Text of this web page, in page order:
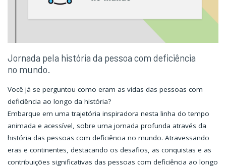
Jornada pela história da pessoa com deficiência
no mundo.
Você já se perguntou como eram as vidas das pessoas com
deficiência ao longo da história?
Embarque em uma trajetória inspiradora nesta linha do tempo
animada e acessível, sobre uma jornada profunda através da
história das pessoas com deficiência no mundo. Atravessando
eras e continentes, destacando os desafios, as conquistas e as
contribuições significativas das pessoas com deficiência ao longo